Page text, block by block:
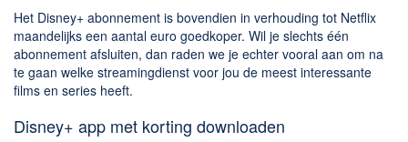
Het Disney+ abonnement is bovendien in verhouding tot Netflix
maandelijks een aantal euro goedkoper. Wil je slechts één
abonnement afsluiten, dan raden we je echter vooral aan om na
te gaan welke streamingdienst voor jou de meest interessante
films en series heeft.
Disney+ app met korting downloaden